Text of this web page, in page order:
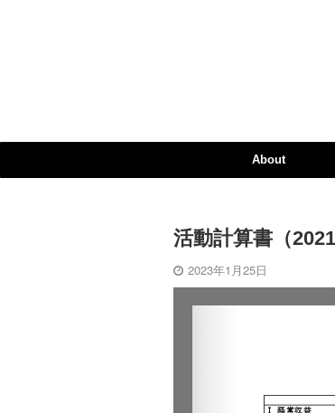
About
活動計算書（
2023年1月25日